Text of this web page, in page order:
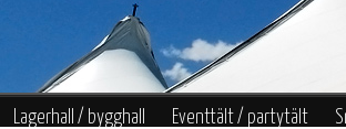
Lagerhall / bygghall Eventtält / partytält